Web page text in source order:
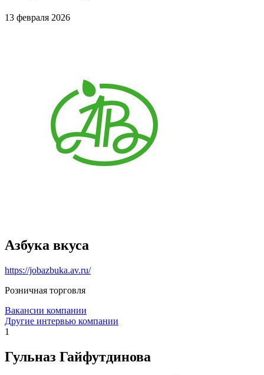
13 февраля 2026
Азбука вкуса
https://jobazbuka.av.ru/
Розничная торговля
Вакансии компании
Другие интервью компании
1
Гульназ Гайфутдинова